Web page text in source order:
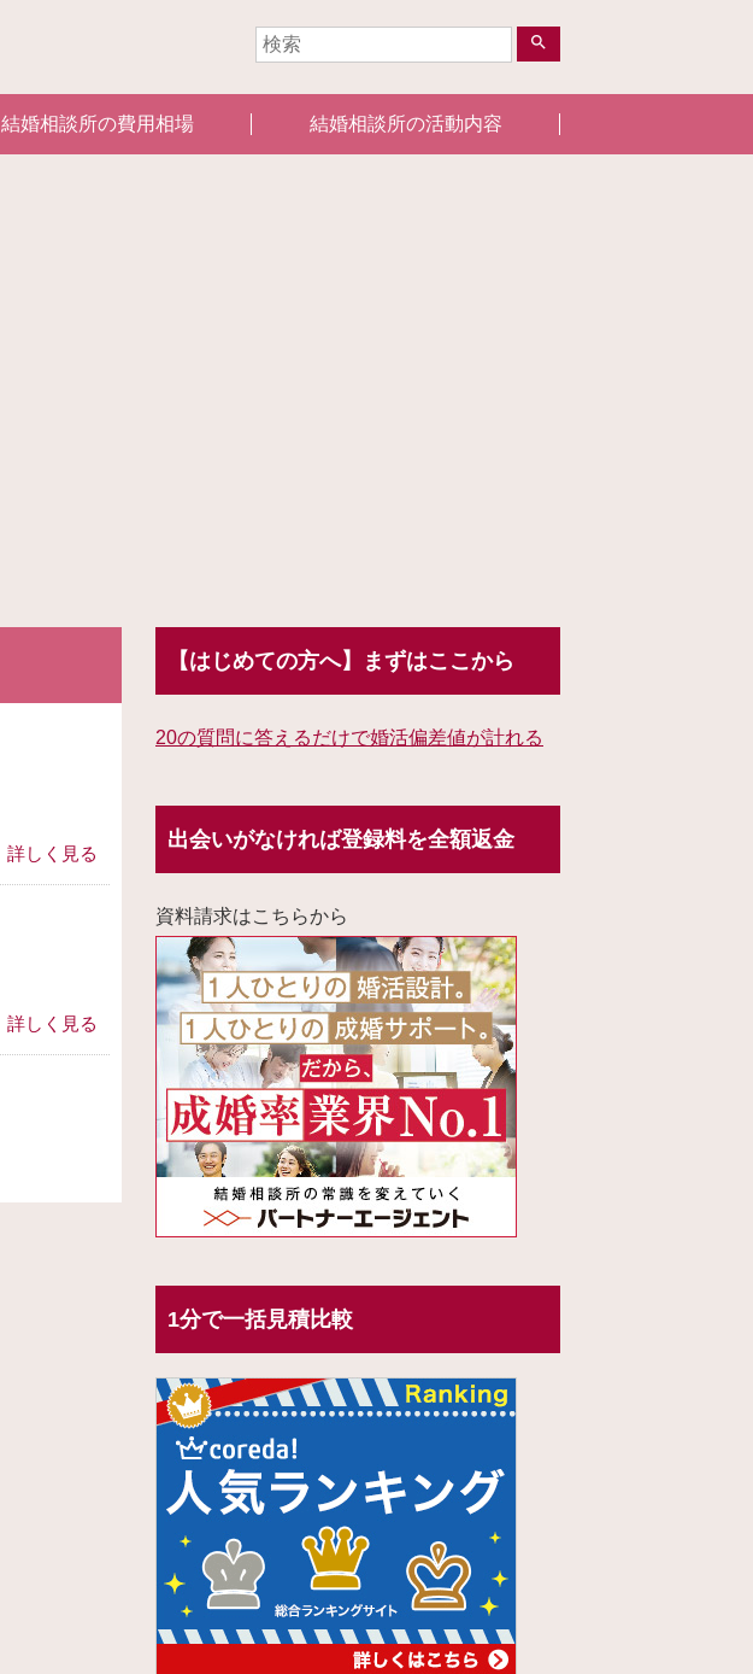
search
結婚相談所の費用相場 結婚相談所の活動内容
詳しく見る
詳しく見る
【はじめての方へ】まずはここから
20の質問に答えるだけで婚活偏差値が計れる
出会いがなければ登録料を全額返金
資料請求はこちらから
1分で一括見積比較